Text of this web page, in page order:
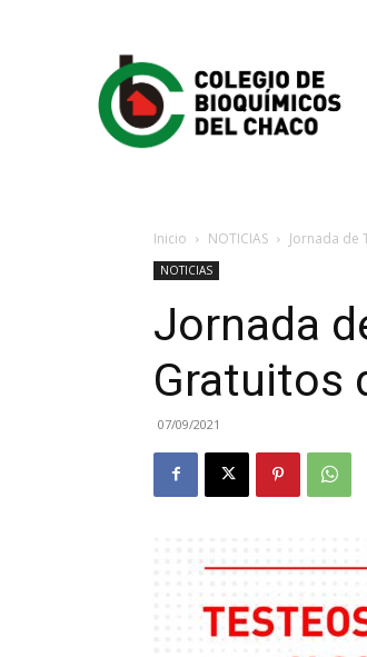
Inicio NOTICIAS Jornada de
NOTICIAS
Jornada
Gratuitos
07/09/2021